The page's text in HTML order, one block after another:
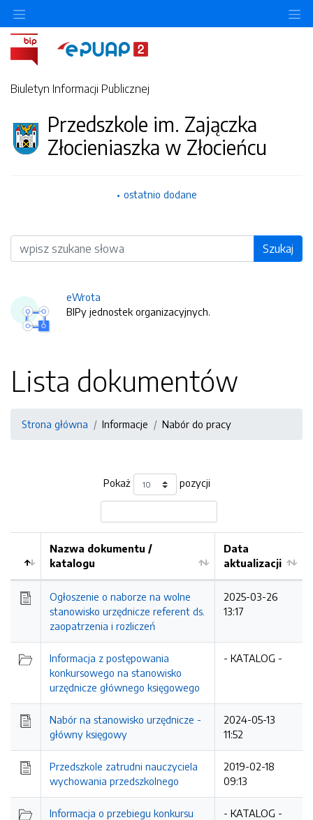
Biuletyn Informacji Publicznej
Przedszkole im. Zajączka
Złocieniaszka w Złocieńcu
ostatnio dodane
Wyszukiwarka Szukaj
eWrota
BIPy jednostek organizacyjnych.
Lista dokumentów
Strona główna Informacje Nabór do pracy
Pokaż pozycji
Nazwa dokumentu /
katalogu
Data
aktualizacji
Ogłoszenie o naborze na wolne
stanowisko urzędnicze referent ds.
zaopatrzenia i rozliczeń
2025-03-26
13:17
Informacja z postępowania
konkursowego na stanowisko
urzędnicze głównego księgowego
- KATALOG -
Nabór na stanowisko urzędnicze -
główny księgowy
2024-05-13
11:52
Przedszkole zatrudni nauczyciela
wychowania przedszkolnego
2019-02-18
09:13
Informacja o przebiegu konkursu
- KATALOG -